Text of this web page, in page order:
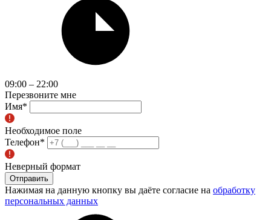
09:00 – 22:00
Перезвоните мне
Имя*
Необходимое поле
Телефон*
Неверный формат
Отправить
Нажимая на данную кнопку вы даёте согласие на обработку
персональных данных